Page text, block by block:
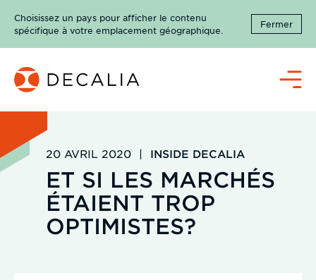
Choisissez un pays pour afficher le contenu
spécifique à votre emplacement géographique.
Fermer
Menu
20 AVRIL 2020 | INSIDE DECALIA
ET SI LES MARCHÉS
ÉTAIENT TROP
OPTIMISTES?